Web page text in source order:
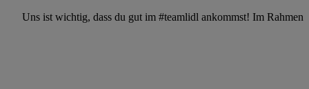
Uns ist wichtig, dass du gut im #teamlidl ankommst! Im Rahmen